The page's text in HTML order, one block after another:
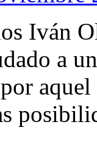
Iván
a